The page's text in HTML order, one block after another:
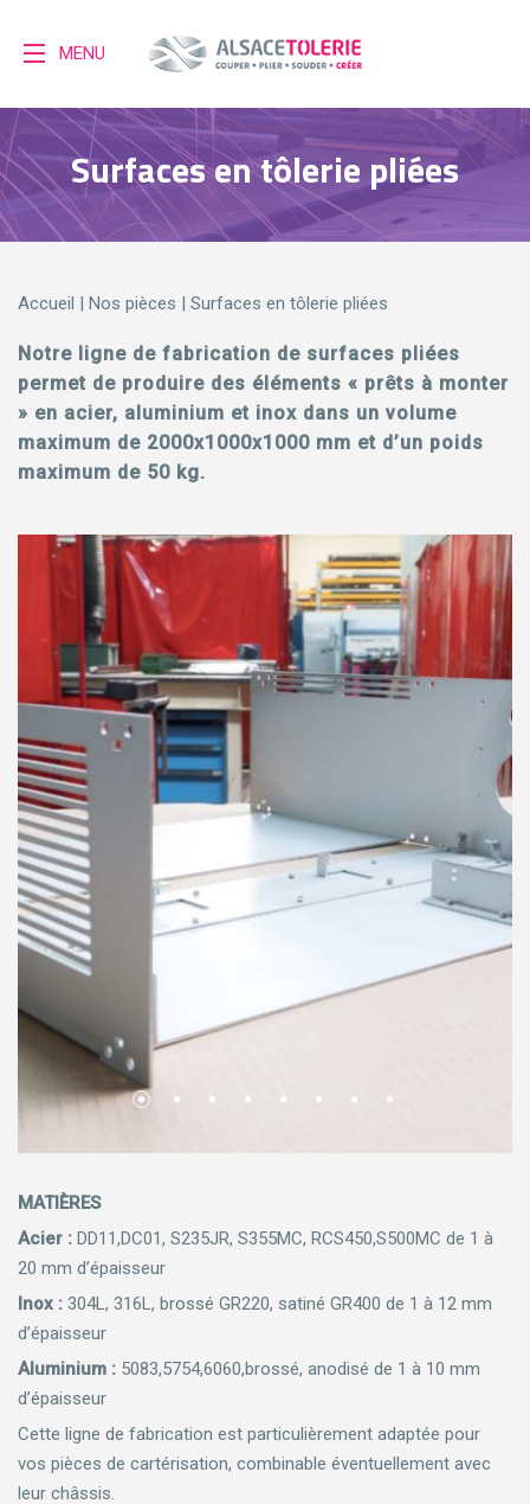
MENU
Surfaces en tôlerie pliées
Accueil | Nos pièces | Surfaces en tôlerie pliées
Notre ligne de fabrication de surfaces pliées
permet de produire des éléments « prêts à monter
» en acier, aluminium et inox dans un volume
maximum de 2000x1000x1000 mm et d’un poids
maximum de 50 kg.
MATIÈRES
Acier : DD11,DC01, S235JR, S355MC, RCS450,S500MC de 1 à
20 mm d’épaisseur
Inox : 304L, 316L, brossé GR220, satiné GR400 de 1 à 12 mm
d’épaisseur
Aluminium : 5083,5754,6060,brossé, anodisé de 1 à 10 mm
d’épaisseur
Cette ligne de fabrication est particulièrement adaptée pour
vos pièces de cartérisation, combinable éventuellement avec
leur châssis.